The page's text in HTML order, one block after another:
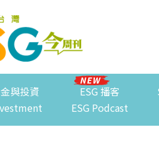
與投資
ESG 播客
ESG Podcast